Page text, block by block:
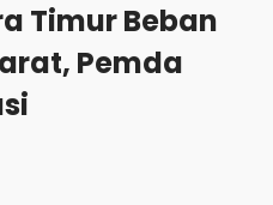
Timur Beban
Pemda